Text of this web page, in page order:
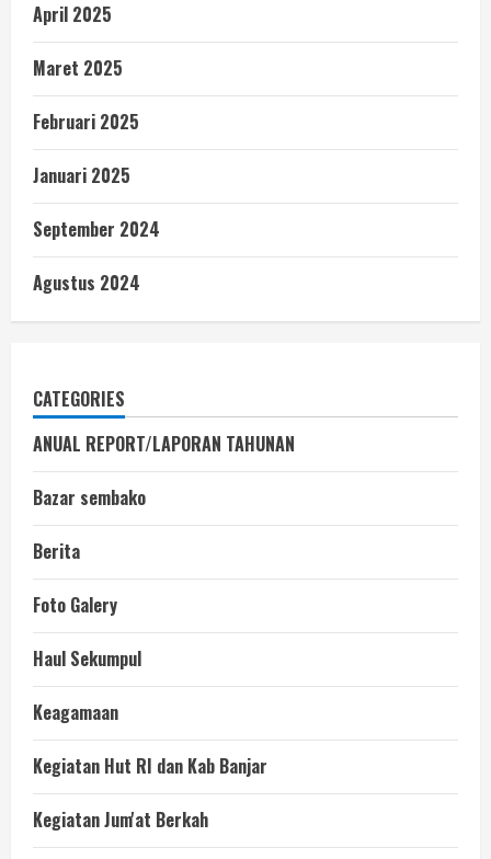
April 2025
Maret 2025
Februari 2025
Januari 2025
September 2024
Agustus 2024
CATEGORIES
ANUAL REPORT/LAPORAN TAHUNAN
Bazar sembako
Berita
Foto Galery
Haul Sekumpul
Keagamaan
Kegiatan Hut RI dan Kab Banjar
Kegiatan Jum'at Berkah